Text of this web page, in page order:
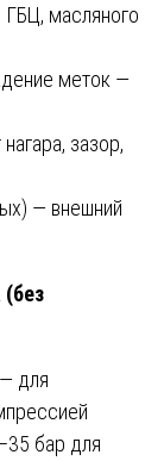
масляного
меток —
зазор,
— внешний
(без
для
бар для